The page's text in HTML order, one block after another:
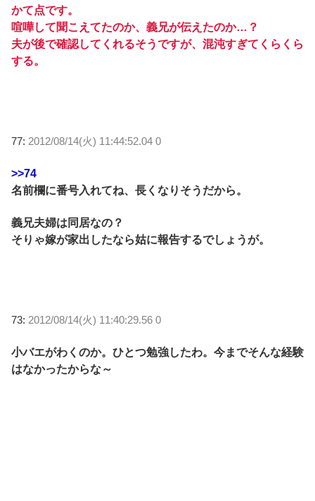
かて点です。
喧嘩して聞こえてたのか、義兄が伝えたのか…？
夫が後で確認してくれるそうですが、混沌すぎてくらくら
する。
77: 2012/08/14(火) 11:44:52.04 0
>>74
名前欄に番号入れてね、長くなりそうだから。
義兄夫婦は同居なの？
そりゃ嫁が家出したなら姑に報告するでしょうが。
73: 2012/08/14(火) 11:40:29.56 0
小バエがわくのか。ひとつ勉強したわ。今までそんな経験
はなかったからな～